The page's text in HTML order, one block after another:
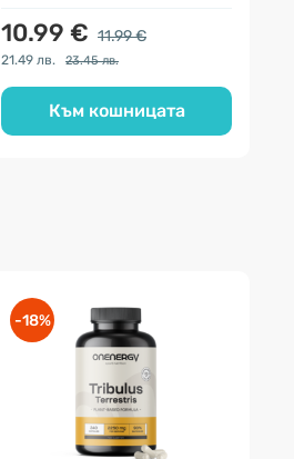
10.99 € 11.99 €
21.49 лв. 23.45 лв.
Към кошницата
-18%